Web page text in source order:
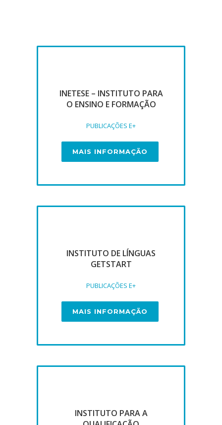
INETESE – INSTITUTO PARA
O ENSINO E FORMAÇÃO
PUBLICAÇÕES E+
MAIS INFORMAÇÃO
INSTITUTO DE LÍNGUAS
GETSTART
PUBLICAÇÕES E+
MAIS INFORMAÇÃO
INSTITUTO PARA A